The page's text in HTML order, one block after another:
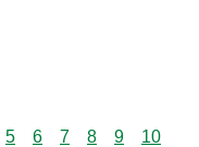
5 6 7 8 9
10